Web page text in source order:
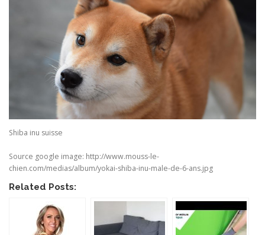
Shiba inu suisse
Source google image: http://www.mouss-le-
chien.com/medias/album/yokai-shiba-inu-male-de-6-ans.jpg
Related Posts: